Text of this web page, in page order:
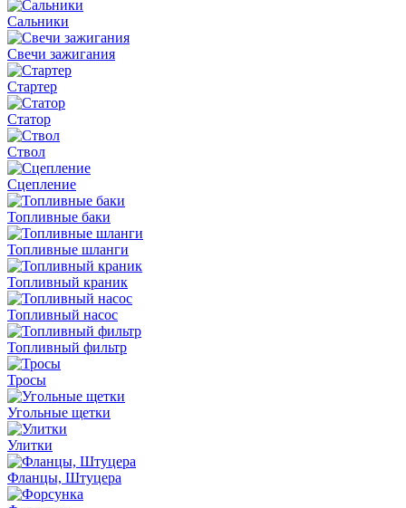
Сальники
Свечи зажигания
Стартер
Статор
Ствол
Сцепление
Топливные баки
Топливные шланги
Топливный краник
Топливный насос
Топливный фильтр
Тросы
Угольные щетки
Улитки
Фланцы, Штуцера